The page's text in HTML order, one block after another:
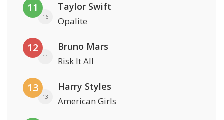
11
16
Taylor Swift
Opalite
12
11
Bruno Mars
Risk It All
13
13
Harry Styles
American Girls